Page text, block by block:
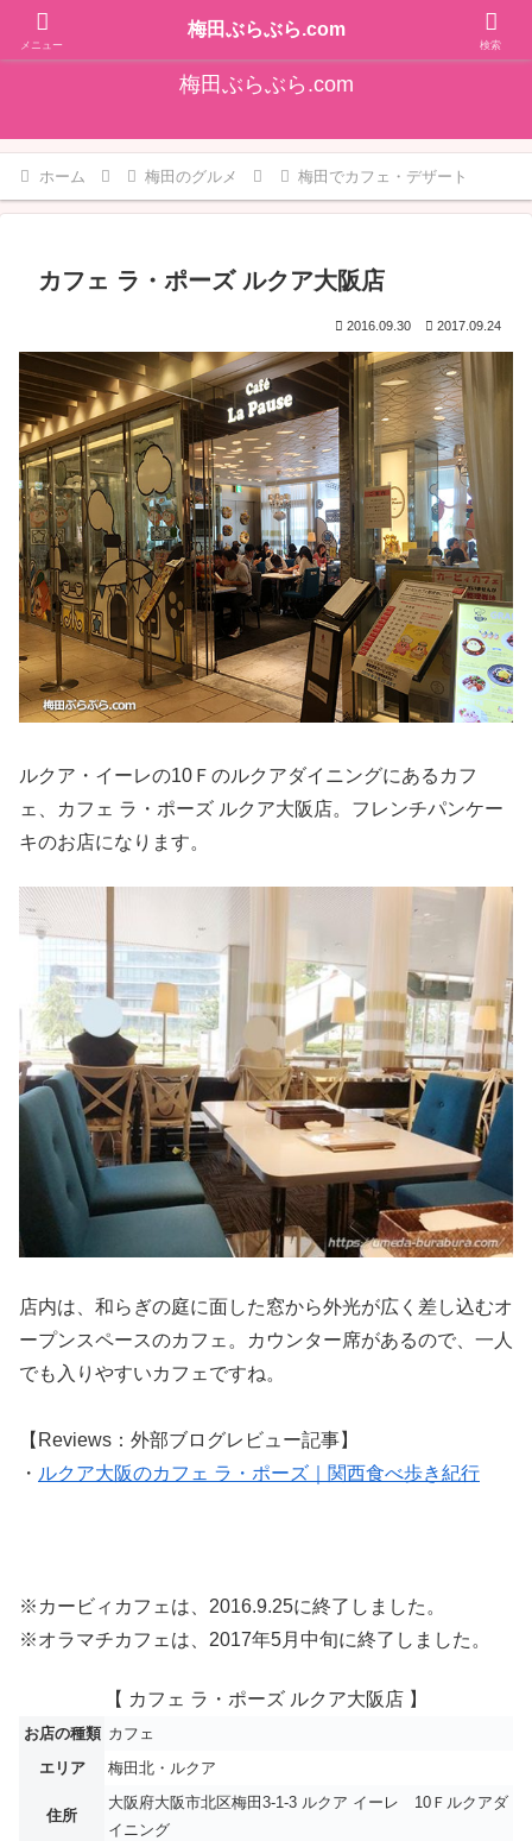
そうだ！梅田をぶらぶらしよ♪大阪梅田エリアの情報を発信しています!!
梅田ぶらぶら.com
ホーム 梅田のグルメ 梅田でカフェ・デザート
カフェ ラ・ポーズ ルクア大阪店
2016.09.30 2017.09.24
ルクア・イーレの10Ｆのルクアダイニングにあるカフ
ェ、カフェ ラ・ポーズ ルクア大阪店。フレンチパンケー
キのお店になります。
店内は、和らぎの庭に面した窓から外光が広く差し込むオ
ープンスペースのカフェ。カウンター席があるので、一人
でも入りやすいカフェですね。
【Reviews：外部ブログレビュー記事】
・ ルクア大阪のカフェ ラ・ポーズ｜関西食べ歩き紀行
※カービィカフェは、2016.9.25に終了しました。
※オラマチカフェは、2017年5月中旬に終了しました。
【 カフェ ラ・ポーズ ルクア大阪店 】
お店の種類 カフェ
エリア
梅田北・ルクア
住所
大阪府大阪市北区梅田3-1-3 ルクア イーレ 10Ｆルクアダ
イニング
メニュー
梅田ぶらぶら.com
検索